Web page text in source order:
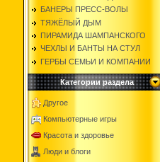
БАНЕРЫ ПРЕСС-ВОЛЫ
ТЯЖЁЛЫЙ ДЫМ
ПИРАМИДА ШАМПАНСКОГО
ЧЕХЛЫ И БАНТЫ НА СТУЛ
ГЕРБЫ СЕМЬИ И КОМПАНИИ
Категории раздела
Другое
Компьютерные игры
Красота и здоровье
Люди и блоги